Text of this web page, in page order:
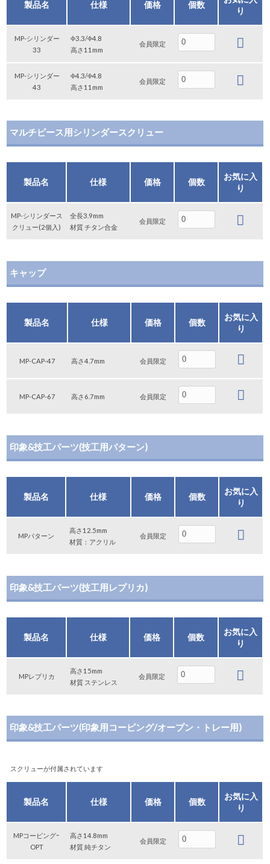
製品名 仕様 価格 個数
り
MP-シリンダー
33
Φ3.3/Φ4.8
高さ11mm
会員限定
MP-シリンダー
43
Φ4.3/Φ4.8
高さ11mm
会員限定
マルチピース用シリンダースクリュー
製品名 仕様 価格 個数
お気に入
り
MP-シリンダース
クリュー(2個入)
全長3.9mm
材質 チタン合金
会員限定
キャップ
製品名 仕様 価格 個数
お気に入
り
MP-CAP-47 高さ4.7mm 会員限定
MP-CAP-67 高さ6.7mm 会員限定
印象&技工パーツ(技工用パターン)
製品名 仕様 価格 個数
お気に入
り
MPパターン
高さ12.5mm
材質：アクリル
会員限定
印象&技工パーツ(技工用レプリカ)
製品名 仕様 価格 個数
お気に入
り
MPレプリカ
高さ15mm
材質 ステンレス
会員限定
印象&技工パーツ(印象用コーピング/オープン・トレー用)
スクリューが付属されています
製品名 仕様 価格 個数
お気に入
り
MPコーピングｰ
OPT
高さ14.8mm
材質 純チタン
会員限定